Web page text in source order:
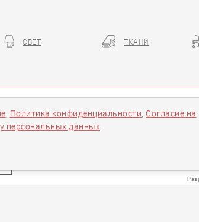
, Политика конфиденциальности, Согласие на
персональных данных.
СВЕТ ТКАНИ